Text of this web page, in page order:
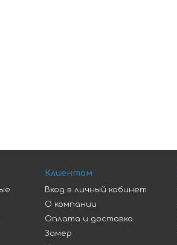
Клиентам
Вход в личный кабинет
О компании
Оплата и доставка
Замер